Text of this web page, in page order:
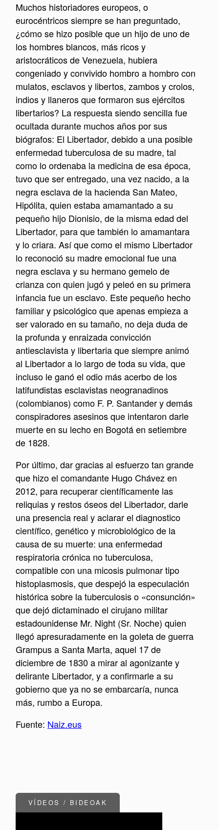
Muchos historiadores europeos, o
eurocéntricos siempre se han preguntado,
¿cómo se hizo posible que un hijo de uno de
los hombres blancos, más ricos y
aristocráticos de Venezuela, hubiera
congeniado y convivido hombro a hombro con
mulatos, esclavos y libertos, zambos y crolos,
indios y llaneros que formaron sus ejércitos
libertarios? La respuesta siendo sencilla fue
ocultada durante muchos años por sus
biógrafos: El Libertador, debido a una posible
enfermedad tuberculosa de su madre, tal
como lo ordenaba la medicina de esa época,
tuvo que ser entregado, una vez nacido, a la
negra esclava de la hacienda San Mateo,
Hipólita, quien estaba amamantado a su
pequeño hijo Dionisio, de la misma edad del
Libertador, para que también lo amamantara
y lo criara. Así que como el mismo Libertador
lo reconoció su madre emocional fue una
negra esclava y su hermano gemelo de
crianza con quien jugó y peleó en su primera
infancia fue un esclavo. Este pequeño hecho
familiar y psicológico que apenas empieza a
ser valorado en su tamaño, no deja duda de
la profunda y enraizada convicción
antiesclavista y libertaria que siempre animó
al Libertador a lo largo de toda su vida, que
incluso le ganó el odio más acerbo de los
latifundistas esclavistas neogranadinos
(colombianos) como F. P. Santander y demás
conspiradores asesinos que intentaron darle
muerte en su lecho en Bogotá en setiembre
de 1828.
Por último, dar gracias al esfuerzo tan grande
que hizo el comandante Hugo Chávez en
2012, para recuperar científicamente las
reliquias y restos óseos del Libertador, darle
una presencia real y aclarar el diagnostico
científico, genético y microbiológico de la
causa de su muerte: una enfermedad
respiratoria crónica no tuberculosa,
compatible con una micosis pulmonar tipo
histoplasmosis, que despejó la especulación
histórica sobre la tuberculosis o «consunción»
que dejó dictaminado el cirujano militar
estadounidense Mr. Night (Sr. Noche) quien
llegó apresuradamente en la goleta de guerra
Grampus a Santa Marta, aquel 17 de
diciembre de 1830 a mirar al agonizante y
delirante Libertador, y a confirmarle a su
gobierno que ya no se embarcaría, nunca
más, rumbo a Europa.
Fuente: Naiz.eus
VÍDEOS / BIDEOAK